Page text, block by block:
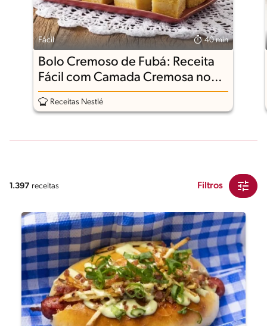
Fácil 40 min
Bolo Cremoso de Fubá: Receita
Fácil com Camada Cremosa no
Meio
Receitas Nestlé
1.397 receitas Filtros